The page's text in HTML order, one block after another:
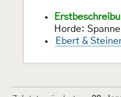
Horde:
Ebert &